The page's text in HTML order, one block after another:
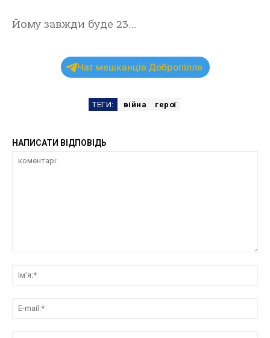
Йому завжди буде 23…
Чат мешканців Добропілля
ТЕГИ: війна герої
НАПИСАТИ ВІДПОВІДЬ